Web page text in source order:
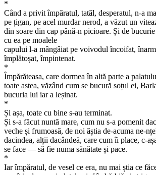
*
Când a privit împăratul, tatăl, desperatul, n-a
pe țigan, pe acel murdar nerod, a văzut un
din soare din cap până-n picioare. Și de
cu ea pe moalele
capului l-a mângâiat pe voivodul încoifat,
împlătoșat, împintenat.
*
Împărăteasa, care dormea în altă parte a
toate astea, văzând cum se bucură soțul ei,
bucuria lui iar a leșinat.
*
Și așa, toate cu bine s-au terminat.
Și s-a făcut nuntă mare, cum nu s-a pomenit
veche și frumoasă, de noi ăștia de-acuma ne-
dacindea, alții dacândeă, care cum îi place, c-
se face — să fie numa sănătate și pace.
*
Iar împăratul, de vesel ce era, nu mai știa ce